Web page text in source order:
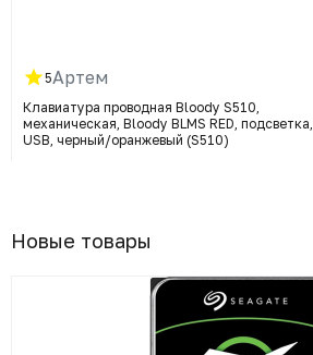
5Артем
Клавиатура проводная Bloody S510,
механическая, Bloody BLMS RED, подсветка,
USB, черный/оранжевый (S510)
Новые товары